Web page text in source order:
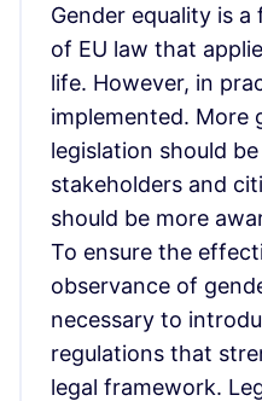
Gender equality is
of EU law that
life. However, in
implemented. More
legislation should
stakeholders and
should be more
To ensure the
observance of
necessary to
regulations that
legal framework.